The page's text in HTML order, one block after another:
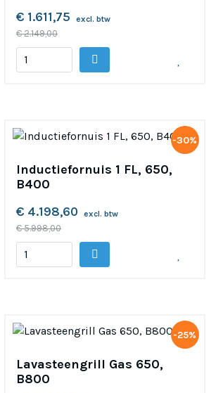
€ 1.611,75
excl. btw
€ 2.149,00
-30%
Inductiefornuis 1 FL, 650,
B400
€ 4.198,60
excl. btw
€ 5.998,00
-25%
Lavasteengrill Gas 650,
B800